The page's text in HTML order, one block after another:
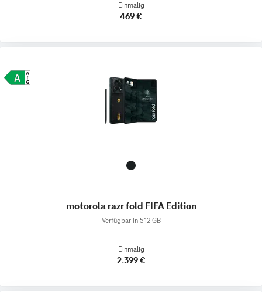
Einmalig
469 €
motorola razr fold FIFA Edition
Verfügbar in 512 GB
Einmalig
2.399 €